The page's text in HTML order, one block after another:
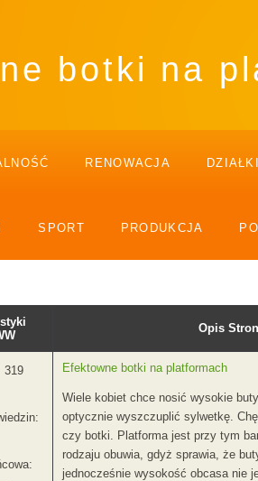
botki na
RENOWACJA
SPORT PRODUKCJA
Opis
319
Efektowne botki na platformach
Wiele kobiet chce nosić wysokie
optycznie wyszczuplić sylwetkę.
czy botki. Platforma jest przy tym
rodzaju obuwia, gdyż sprawia, że
jednocześnie wysokość obcasa nie